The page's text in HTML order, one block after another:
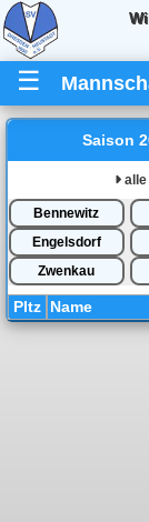
☰
Saison
Bennewitz
Engelsdorf
Zwenkau
Pltz Name